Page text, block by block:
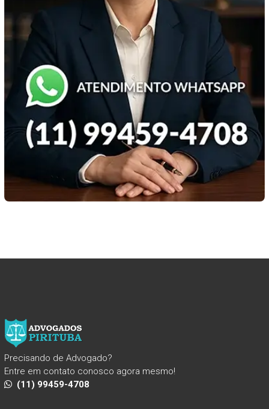
Precisando de Advogado?
Entre em contato conosco agora mesmo!
(11) 99459-4708